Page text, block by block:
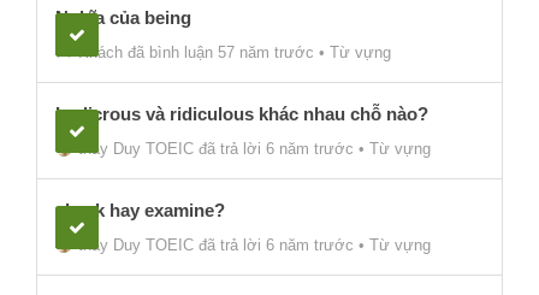
Nghĩa của being
Khách đã bình luận 57 năm trước • Từ vựng
Ludicrous và ridiculous khác nhau chỗ nào?
thầy Duy TOEIC đã trả lời 6 năm trước • Từ vựng
check hay examine?
thầy Duy TOEIC đã trả lời 6 năm trước • Từ vựng